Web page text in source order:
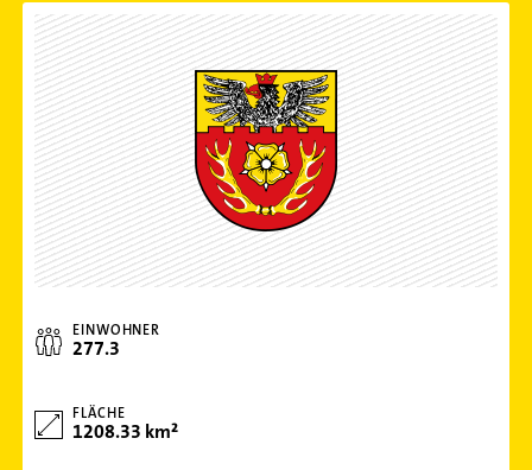
EINWOHNER
277.3
FLÄCHE
1208.33 km²